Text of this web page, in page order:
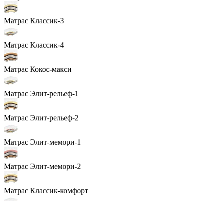
Матрас Классик-3
Матрас Классик-4
Матрас Кокос-макси
Матрас Элит-рельеф-1
Матрас Элит-рельеф-2
Матрас Элит-мемори-1
Матрас Элит-мемори-2
Матрас Классик-комфорт